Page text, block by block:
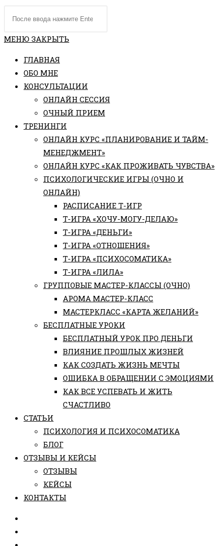
ПО
САЙТУ
сайте
МЕНЮ ЗАКРЫТЬ
ГЛАВНАЯ
ОБО МНЕ
КОНСУЛЬТАЦИИ
ОНЛАЙН СЕССИЯ
ОЧНЫЙ ПРИЕМ
ТРЕНИНГИ
ОНЛАЙН КУРС «ПЛАНИРОВАНИЕ И ТАЙМ-
МЕНЕДЖМЕНТ»
ОНЛАЙН КУРС «КАК ПРОЖИВАТЬ ЧУВСТВА»
ПСИХОЛОГИЧЕСКИЕ ИГРЫ (ОЧНО И
ОНЛАЙН)
РАСПИСАНИЕ Т-ИГР
Т-ИГРА «ХОЧУ-МОГУ-ДЕЛАЮ»
Т-ИГРА «ДЕНЬГИ»
Т-ИГРА «ОТНОШЕНИЯ»
Т-ИГРА «ПСИХОСОМАТИКА»
Т-ИГРА «ЛИЛА»
ГРУППОВЫЕ МАСТЕР-КЛАССЫ (ОЧНО)
АРОМА МАСТЕР-КЛАСС
МАСТЕРКЛАСС «КАРТА ЖЕЛАНИЙ»
БЕСПЛАТНЫЕ УРОКИ
БЕСПЛАТНЫЙ УРОК ПРО ДЕНЬГИ
ВЛИЯНИЕ ПРОШЛЫХ ЖИЗНЕЙ
КАК СОЗДАТЬ ЖИЗНЬ МЕЧТЫ
ОШИБКА В ОБРАЩЕНИИ С ЭМОЦИЯМИ
КАК ВСЕ УСПЕВАТЬ И ЖИТЬ
СЧАСТЛИВО
СТАТЬИ
ПCИХОЛОГИЯ И ПСИХОСОМАТИКА
БЛОГ
ОТЗЫВЫ И КЕЙСЫ
ОТЗЫВЫ
КЕЙСЫ
КОНТАКТЫ